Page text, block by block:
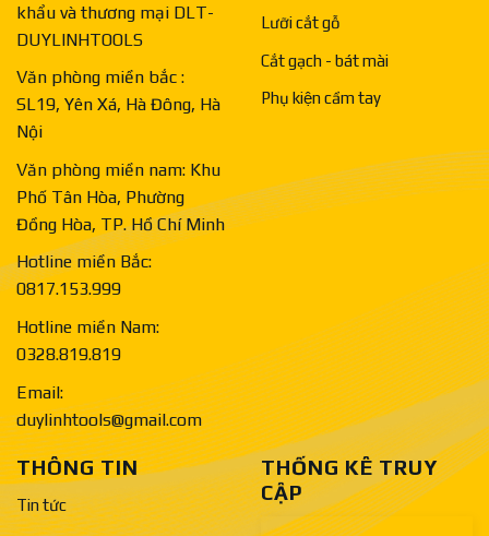
khẩu và thương mại DLT-
DUYLINHTOOLS
Văn phòng miền bắc :
SL19, Yên Xá, Hà Đông, Hà
Nội
Văn phòng miền nam: Khu
Phố Tân Hòa, Phường
Đồng Hòa, TP. Hồ Chí Minh
Hotline miền Bắc:
0817.153.999
Hotline miền Nam:
0328.819.819
Email:
duylinhtools@gmail.com
Lưỡi cắt gỗ
Cắt gạch - bát mài
Phụ kiện cầm tay
THÔNG TIN
Tin tức
THỐNG KÊ TRUY
CẬP